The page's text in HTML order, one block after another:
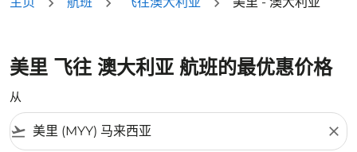
美里 飞往 澳大利亚 航班的最优惠价格
从
flight_takeoff close